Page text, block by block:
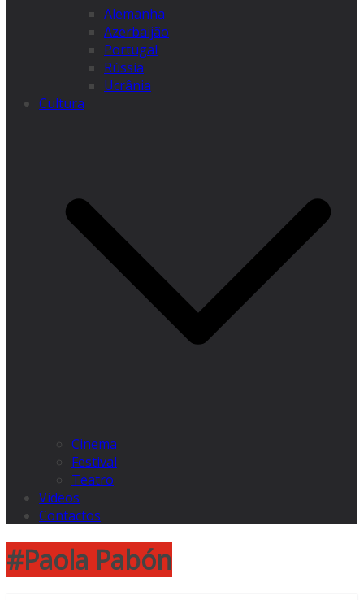
Alemanha
Azerbaijão
Portugal
Rússia
Ucrânia
Cultura
Cinema
Festival
Teatro
Videos
Contactos
#Paola Pabón